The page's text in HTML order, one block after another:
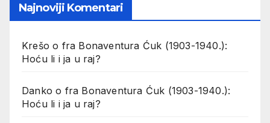
Najnoviji Komentari
Krešo o fra Bonaventura Ćuk (1903-1940.):
Hoću li i ja u raj?
Danko o fra Bonaventura Ćuk (1903-1940.):
Hoću li i ja u raj?